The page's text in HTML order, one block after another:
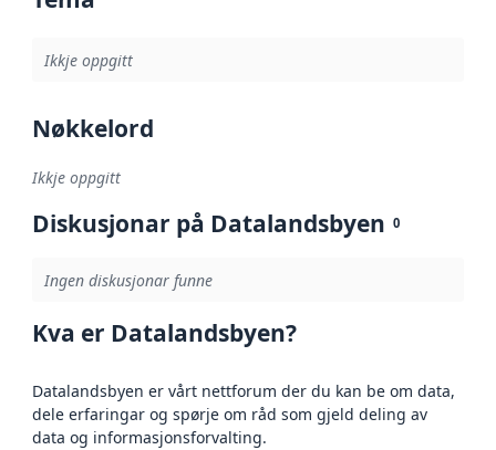
Ikkje oppgitt
Nøkkelord
Ikkje oppgitt
Diskusjonar på Datalandsbyen 0
Ingen diskusjonar funne
Kva er Datalandsbyen?
Datalandsbyen er vårt nettforum der du kan be om data,
dele erfaringar og spørje om råd som gjeld deling av
data og informasjonsforvalting.